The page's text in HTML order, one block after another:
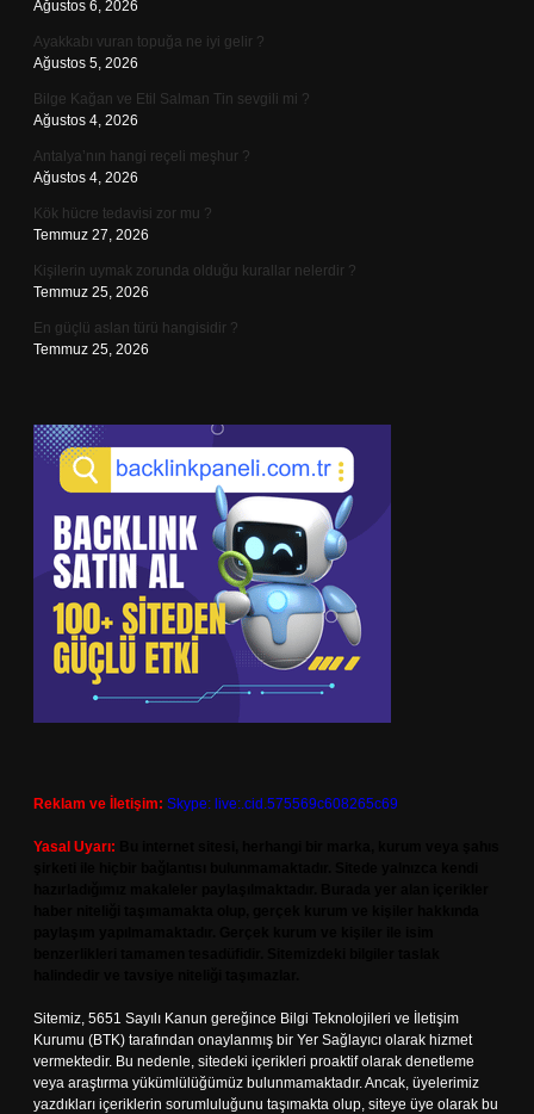
Ağustos 6, 2026
Ayakkabı vuran topuğa ne iyi gelir ?
Ağustos 5, 2026
Bilge Kağan ve Etil Salman Tin sevgili mi ?
Ağustos 4, 2026
Antalya’nın hangi reçeli meşhur ?
Ağustos 4, 2026
Kök hücre tedavisi zor mu ?
Temmuz 27, 2026
Kişilerin uymak zorunda olduğu kurallar nelerdir ?
Temmuz 25, 2026
En güçlü aslan türü hangisidir ?
Temmuz 25, 2026
Reklam ve İletişim: Skype: live:.cid.575569c608265c69
Yasal Uyarı:
Sitemiz, 5651 Sayılı Kanun gereğince Bilgi Teknolojileri ve İletişim
Kurumu (BTK) tarafından onaylanmış bir Yer Sağlayıcı olarak hizmet
vermektedir. Bu nedenle, sitedeki içerikleri proaktif olarak denetleme
veya araştırma yükümlülüğümüz bulunmamaktadır. Ancak, üyelerimiz
yazdıkları içeriklerin sorumluluğunu taşımakta olup, siteye üye olarak bu